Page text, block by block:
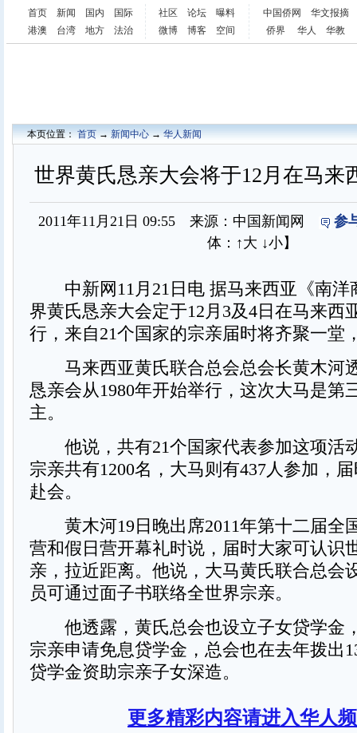
首页 新闻 国内
国际
港澳
台湾 地方 法治
社区 论坛
曝料
微博
博客 空间
中国侨网
华文报摘
侨界
华人 华教
本页位置：首页→新闻中心→华人新闻
世界黄氏恳亲大会将于12月在马来
2011年11月21日 09:55 来源：中国新闻网
参
体： ↑大 ↓小】
中新网11月21日电 据马来西亚《南洋
界黄氏恳亲大会定于12月3及4日在马来西
行，来自21个国家的宗亲届时将齐聚一堂
马来西亚黄氏联合总会总会长黄木河
恳亲会从1980年开始举行，这次大马是第
主。
他说，共有21个国家代表参加这项活
宗亲共有1200名，大马则有437人参加，
赴会。
黄木河19日晚出席2011年第十二届全
营和假日营开幕礼时说，届时大家可认识
亲，拉近距离。他说，大马黄氏联合总会
员可通过面子书联络全世界宗亲。
他透露，黄氏总会也设立子女贷学金
宗亲申请免息贷学金，总会也在去年拨出
贷学金资助宗亲子女深造。
更多精彩内容请进入华人